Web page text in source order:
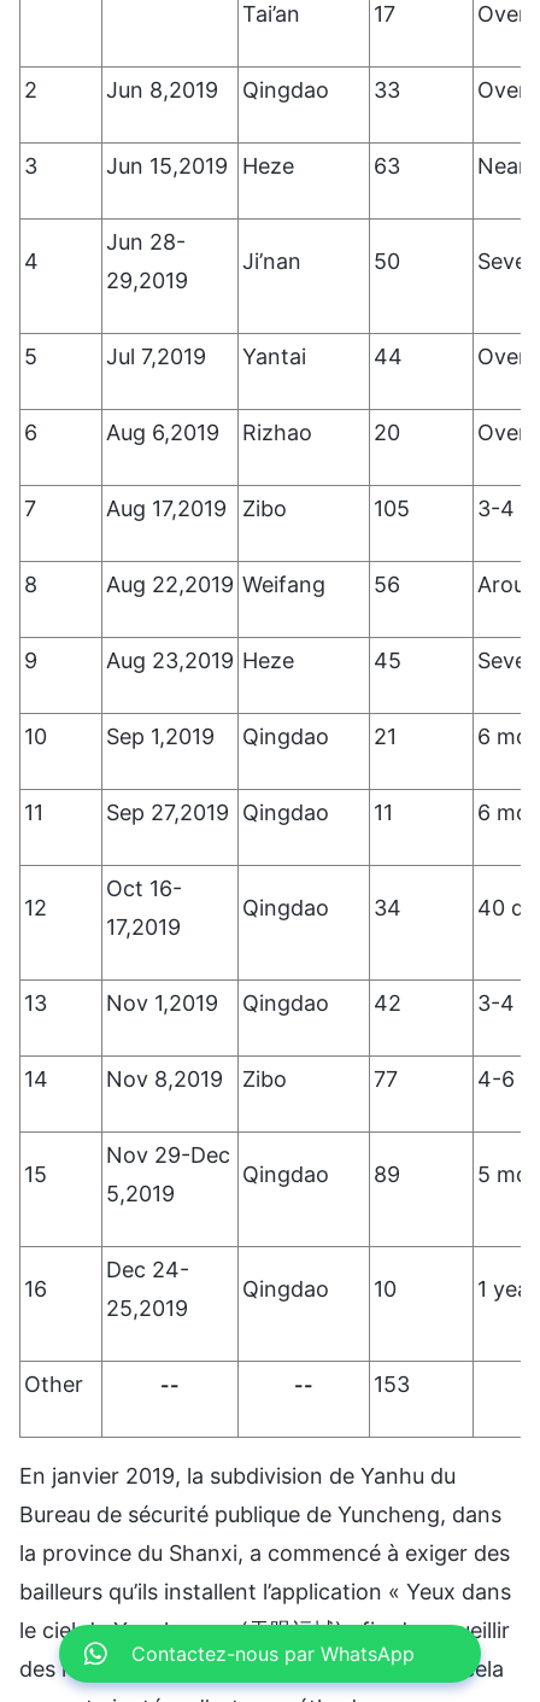
Tai’an 17 Over
2 Jun 8,2019 Qingdao 33 Over
3 Jun 15,2019 Heze 63
4
Jun 28-
29,2019
Ji’nan 50
5 Jul 7,2019 Yantai 44 Over
6 Aug 6,2019 Rizhao 20 Over
7 Aug 17,2019 Zibo 105 3-4
8 Aug 22,2019 Weifang 56
9 Aug 23,2019 Heze 45
10 Sep 1,2019 Qingdao 21 6
11 Sep 27,2019 Qingdao 11 6
12
Oct 16-
17,2019
Qingdao 34 40
13 Nov 1,2019 Qingdao 42 3-4
14 Nov 8,2019 Zibo 77 4-6
15
Nov 29-Dec
5,2019
Qingdao 89 5
16
Dec 24-
25,2019
Qingdao 10 1 year
Other -- -- 153
En janvier 2019, la subdivision de Yanhu du
Bureau de sécurité publique de Yuncheng, dans
la province du Shanxi, a commencé à exiger des
bailleurs qu’ils installent l’application « Yeux dans
le ciel de Yuncheng » (天眼运城) afin de recueillir
des renseignements sur les locataires.[17]
À cela
Contactez-nous par WhatsApp